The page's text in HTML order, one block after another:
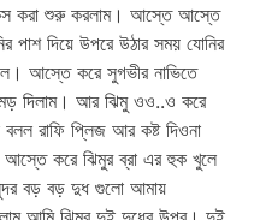
করা শুরু করলাম। আস্তে আস্তে
পাশ দিয়ে উপরে উঠার সময় যোনির
আস্তে করে সুগভীর নাভিতে
দিলাম। আর ঝিমু ওও..ও করে
রাফি প্লিজ আর কষ্ট দিওনা
করে ঝিমুর ব্রা এর হুক খুলে
বড় বড় দুধ গুলো আমায়